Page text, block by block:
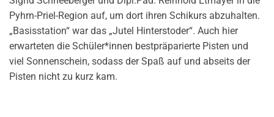
Pyhrn-Priel-Region auf, um dort ihren Schikurs abzuhalten.
„Basisstation“ war das „Jutel Hinterstoder“. Auch hier
erwarteten die Schüler*innen bestpräparierte Pisten und
viel Sonnenschein, sodass der Spaß auf und abseits der
Pisten nicht zu kurz kam.